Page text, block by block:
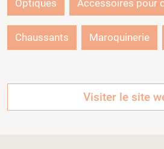
Optiques Accessoires pour
Chaussants Maroquinerie
Visiter le site